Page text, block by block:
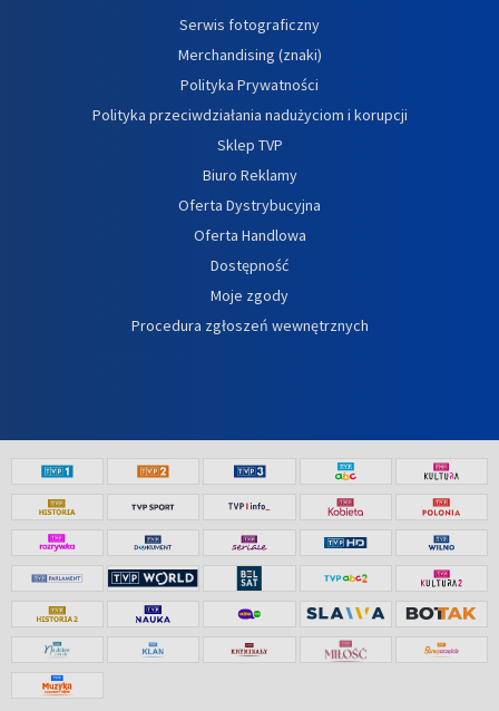
Serwis fotograficzny
Merchandising (znaki)
Polityka Prywatności
Polityka przeciwdziałania nadużyciom i korupcji
Sklep TVP
Biuro Reklamy
Oferta Dystrybucyjna
Oferta Handlowa
Dostępność
Moje zgody
Procedura zgłoszeń wewnętrznych